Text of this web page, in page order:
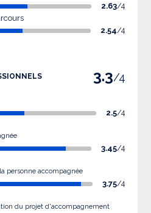
2.63/4
2.54/4
3.3/4
2.5/4
3.45/4
personne accompagnée
3.75/4
du projet d'accompagnement